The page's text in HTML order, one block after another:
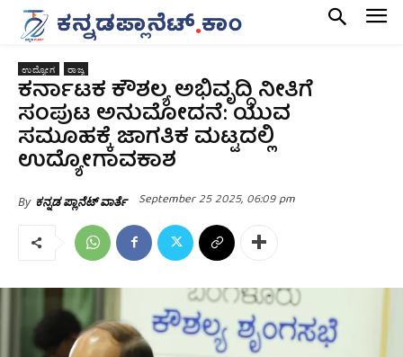
ಉದ್ಯೋಗ ರಾಜ್ಯ
ಕರ್ನಾಟಕ ಕೌಶಲ್ಯ ಅಭಿವೃದ್ಧಿ ನೀತಿಗೆ
ಸಂಪುಟ ಅನುಮೋದನೆ: ಯುವ
ಸಮೂಹಕ್ಕೆ ಜಾಗತಿಕ ಮಟ್ಟದಲ್ಲಿ
ಉದ್ಯೋಗಾವಕಾಶ
By ಕನ್ನಡ ಪ್ಲಾನೆಟ್ ವಾರ್ತೆ September 25 2025, 06:09 pm